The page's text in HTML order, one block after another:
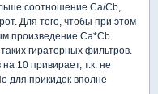
соотношение Ca/Cb,
Для того, чтобы при этом
произведение Ca*Cb.
гираторных фильтров.
10 привирает, т.к. не
для прикидок вполне